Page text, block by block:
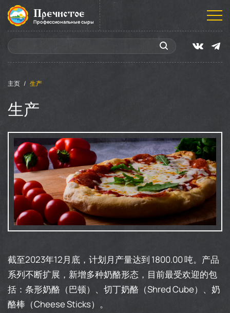
Пречистое
Профессиональные сыры
主页 生产
生产
截至2023年12月底，计划月产量达到 1800.00 吨。产品
系列不断扩展，新增多种奶酪形态，目前最受欢迎的包
括：条形奶酪（巴顿）、切丁奶酪（Shred Cube）、奶
酪棒（Cheese Sticks）。